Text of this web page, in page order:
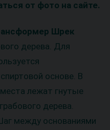
от фото на сайте.
Шрек
дерева. Для
основе. В
лежат гнутые
дерева.
между основаниями